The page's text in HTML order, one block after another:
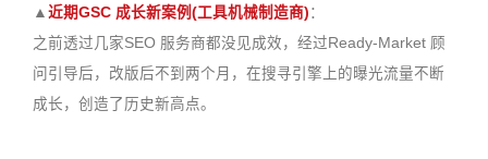
▲ 近期GSC 成长新案例(工具机械制造商) ：
之前透过几家SEO 服务商都没见成效，经过Ready-Market 顾
问引导后，改版后不到两个月，在搜寻引擎上的曝光流量不断
成长，创造了历史新高点。